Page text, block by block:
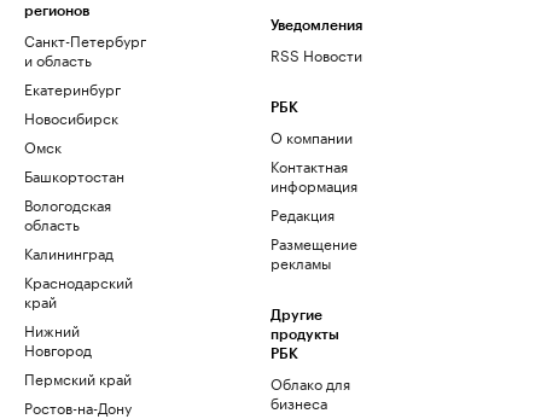
регионов
Санкт-Петербург
и область
Екатеринбург
Новосибирск
Омск
Башкортостан
Вологодская
область
Калининград
Краснодарский
край
Нижний
Новгород
Пермский край
Ростов-на-Дону
Уведомления
RSS Новости
РБК
О компании
Контактная
информация
Редакция
Размещение
рекламы
Другие
продукты
РБК
Облако для
бизнеса